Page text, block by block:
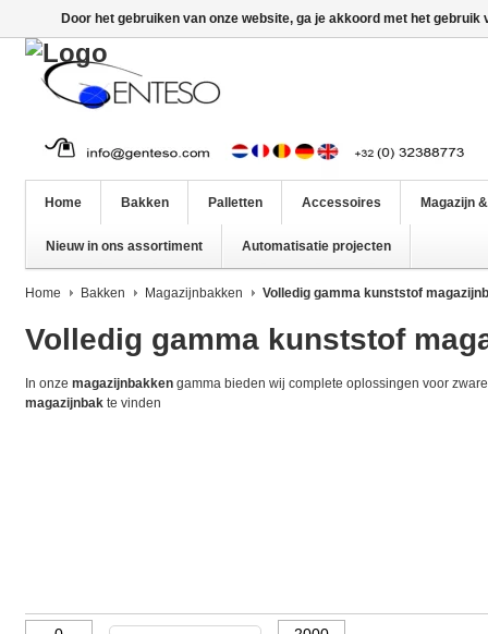
Home Bakken Palletten Accessoires Magazijn
Nieuw in ons assortiment Automatisatie projecten
Home Bakken Magazijnbakken Volledig gamma kunststof
Volledig gamma kunststof
In onze magazijnbakken gamma bieden wij complete oplossingen voor
magazijnbak te vinden
Door het gebruiken van onze website, ga je akkoord met het